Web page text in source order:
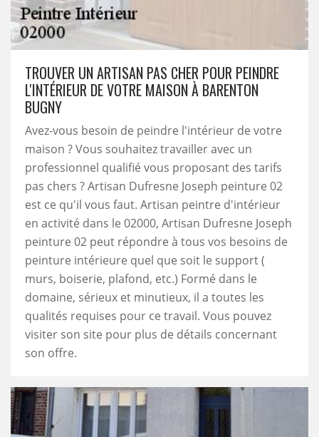
TROUVER UN ARTISAN PAS CHER POUR PEINDRE
L'INTÉRIEUR DE VOTRE MAISON À BARENTON
BUGNY
Avez-vous besoin de peindre l'intérieur de votre
maison ? Vous souhaitez travailler avec un
professionnel qualifié vous proposant des tarifs
pas chers ? Artisan Dufresne Joseph peinture 02
est ce qu'il vous faut. Artisan peintre d'intérieur
en activité dans le 02000, Artisan Dufresne Joseph
peinture 02 peut répondre à tous vos besoins de
peinture intérieure quel que soit le support (
murs, boiserie, plafond, etc.) Formé dans le
domaine, sérieux et minutieux, il a toutes les
qualités requises pour ce travail. Vous pouvez
visiter son site pour plus de détails concernant
son offre.